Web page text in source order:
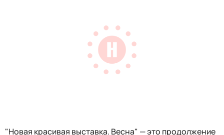
"Новая красивая выставка. Весна" — это продолжение